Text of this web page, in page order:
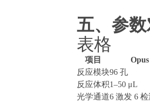
五、参
表格
项目
反应模块96 孔
反应体积1–50 μL
光学通道6 激发 6